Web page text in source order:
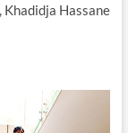
Khadidja Hassane